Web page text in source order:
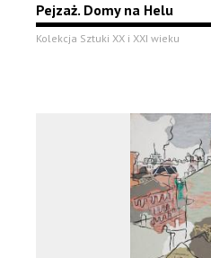
Pejzaż. Domy na Helu
Kolekcja Sztuki XX i XXI wieku